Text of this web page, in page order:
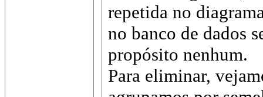
repetida no
no banco de dados
propósito nenhum.
Para eliminar,